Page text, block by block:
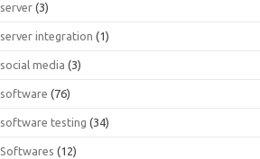
server (3)
server integration (1)
social media (3)
software (76)
software testing (34)
Softwares (12)